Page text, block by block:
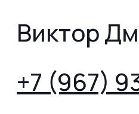
Виктор
+7 (967)